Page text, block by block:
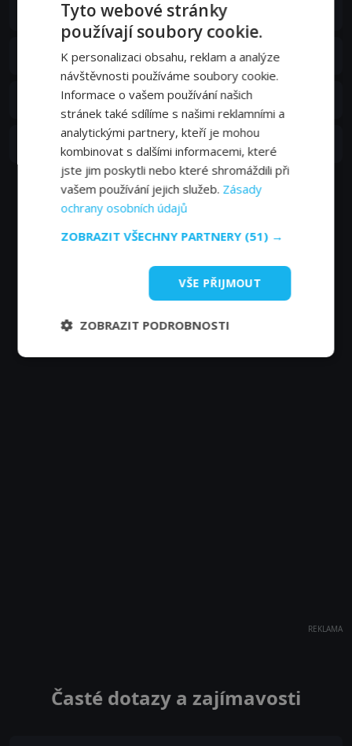
12. epizoda:Drak
11. epizoda:Vodník Žblažbuňka
10. epizoda:Plivník Krákorka
9. epizoda: Bílá paní Fridolína
Zobrazit další epizody
REKLAMA
Časté dotazy a zajímavosti
Tyto webové stránky
používají soubory cookie.
K personalizaci obsahu, reklam a analýze
návštěvnosti používáme soubory cookie.
Informace o vašem používání našich
stránek také sdílíme s našimi reklamními a
analytickými partnery, kteří je mohou
kombinovat s dalšími informacemi, které
jste jim poskytli nebo které shromáždili při
vašem používání jejich služeb. Zásady
ochrany osobních údajů
ZOBRAZIT VŠECHNY PARTNERY (51) →
VŠE PŘIJMOUT
ZOBRAZIT PODROBNOSTI